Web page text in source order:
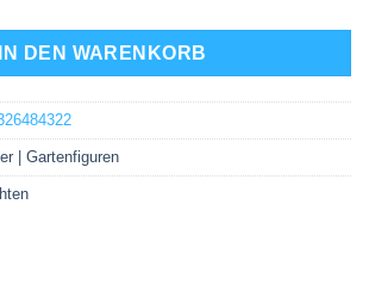
IN DEN WARENKORB
| Gartenfiguren